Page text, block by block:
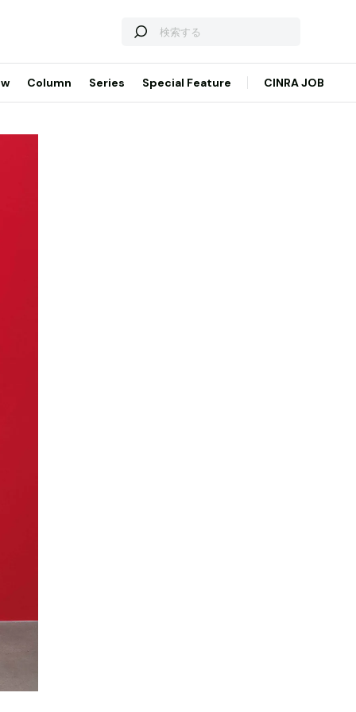
Column Series Special Feature CINRA JOB